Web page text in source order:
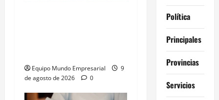
Equipo Mundo Empresarial
9
de agosto de 2026
0
Política
Principales
Provincias
Servicios